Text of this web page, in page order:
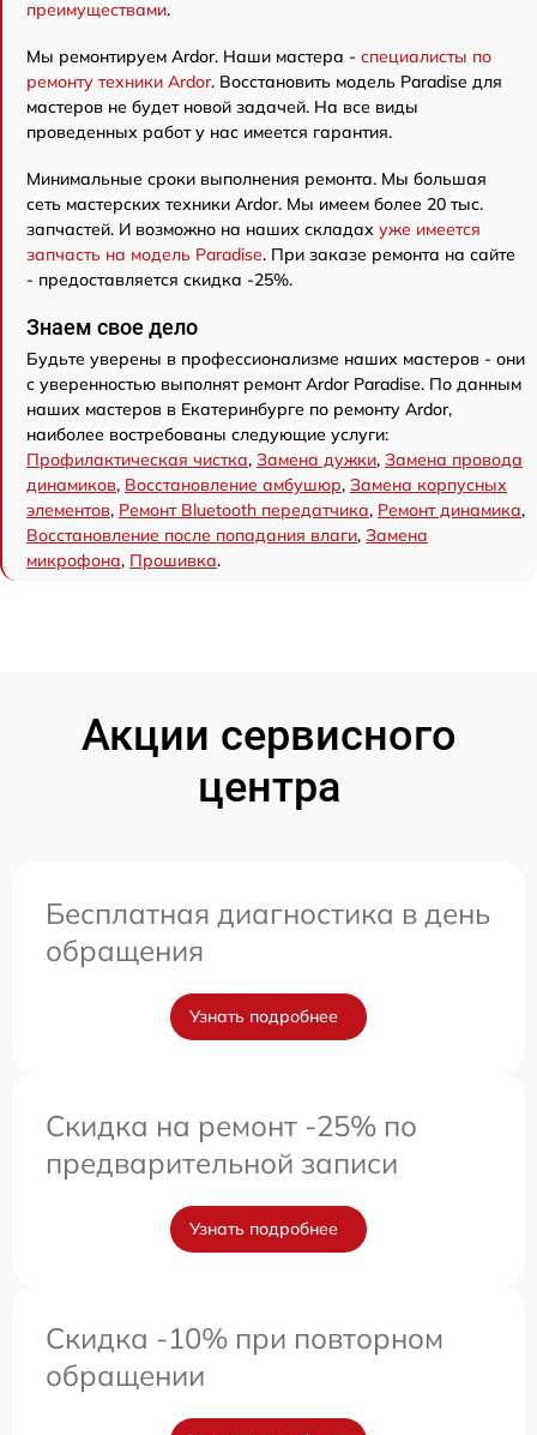
преимуществами.
Мы ремонтируем Ardor. Наши мастера - специалисты по
ремонту техники Ardor. Восстановить модель Paradise для
мастеров не будет новой задачей. На все виды
проведенных работ у нас имеется гарантия.
Минимальные сроки выполнения ремонта. Мы большая
сеть мастерских техники Ardor. Мы имеем более 20 тыс.
запчастей. И возможно на наших складах уже имеется
запчасть на модель Paradise. При заказе ремонта на сайте
- предоставляется скидка -25%.
Знаем свое дело
Будьте уверены в профессионализме наших мастеров - они
с уверенностью выполнят ремонт Ardor Paradise. По данным
наших мастеров в Екатеринбурге по ремонту Ardor,
наиболее востребованы следующие услуги:
Профилактическая чистка, Замена дужки, Замена провода
динамиков, Восстановление амбушюр, Замена корпусных
элементов, Ремонт Bluetooth передатчика, Ремонт динамика,
Восстановление после попадания влаги, Замена
микрофона, Прошивка.
Акции сервисного
центра
Бесплатная диагностика в день
обращения
Узнать подробнее
Скидка на ремонт -25% по
предварительной записи
Узнать подробнее
Скидка -10% при повторном
обращении